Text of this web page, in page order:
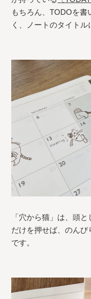
もちろん、TODOを
く、ノートのタイトル
「穴から猫」は、頭
だけを押せば、のん
です。